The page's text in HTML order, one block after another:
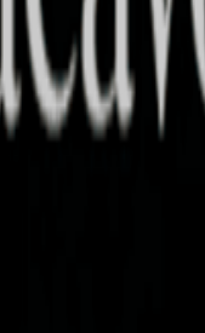
ファンド・オブ・
動のフロー